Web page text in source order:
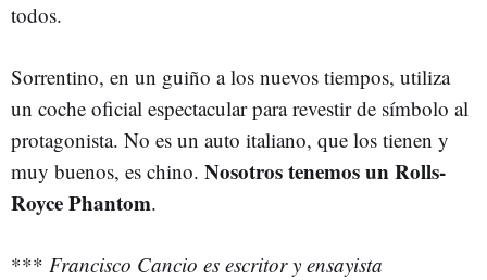
todos.
Sorrentino, en un guiño a los nuevos tiempos, utiliza
un coche oficial espectacular para revestir de símbolo al
protagonista. No es un auto italiano, que los tienen y
muy buenos, es chino. Nosotros tenemos un Rolls-
Royce Phantom.
*** Francisco Cancio es escritor y ensayista